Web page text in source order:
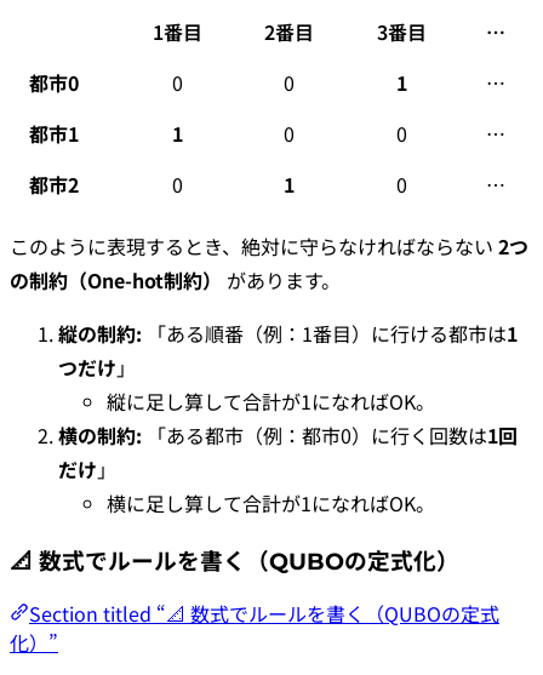
1番目 2番目 3番目
…
都市0
0 0 1
…
都市1
1 0 0
…
都市2
0 1 0 …
このように表現するとき、絶対に守らなければならない 2つ
の制約（One-hot制約）
があります。
縦の制約: 「ある順番（例：1番目）に行ける都市は1
つだけ 」
縦に足し算して合計が1になればOK。
横の制約: 「ある都市（例：都市0）に行く回数は1回
だけ 」
横に足し算して合計が1になればOK。
📐 数式でルールを書く（QUBOの定式化）
Section titled “📐 数式でルールを書く（QUBOの定式
化）”